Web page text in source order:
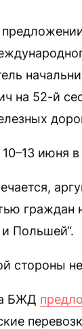
на 52-й
10–13
Польшей“.
стороны
БЖД